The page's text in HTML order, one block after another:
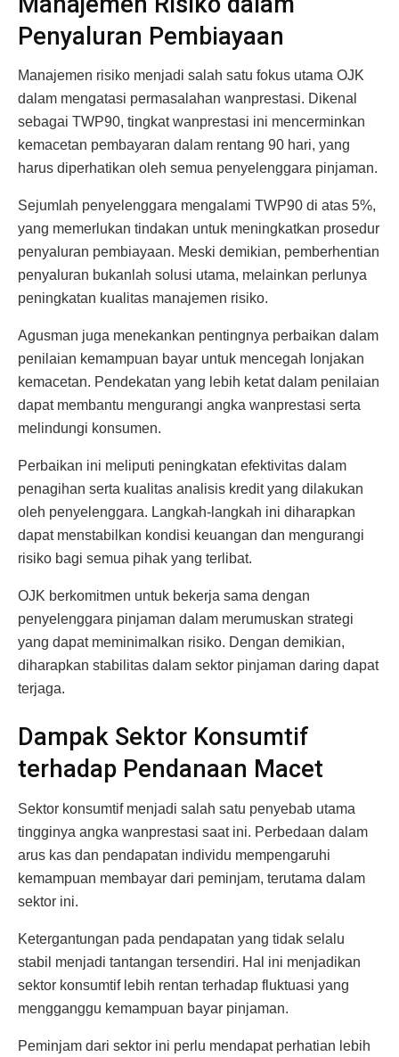
Penyaluran Pembiayaan
Manajemen risiko menjadi salah satu fokus utama OJK
dalam mengatasi permasalahan wanprestasi. Dikenal
sebagai TWP90, tingkat wanprestasi ini mencerminkan
kemacetan pembayaran dalam rentang 90 hari, yang
harus diperhatikan oleh semua penyelenggara pinjaman.
Sejumlah penyelenggara mengalami TWP90 di atas 5%,
yang memerlukan tindakan untuk meningkatkan prosedur
penyaluran pembiayaan. Meski demikian, pemberhentian
penyaluran bukanlah solusi utama, melainkan perlunya
peningkatan kualitas manajemen risiko.
Agusman juga menekankan pentingnya perbaikan dalam
penilaian kemampuan bayar untuk mencegah lonjakan
kemacetan. Pendekatan yang lebih ketat dalam penilaian
dapat membantu mengurangi angka wanprestasi serta
melindungi konsumen.
Perbaikan ini meliputi peningkatan efektivitas dalam
penagihan serta kualitas analisis kredit yang dilakukan
oleh penyelenggara. Langkah-langkah ini diharapkan
dapat menstabilkan kondisi keuangan dan mengurangi
risiko bagi semua pihak yang terlibat.
OJK berkomitmen untuk bekerja sama dengan
penyelenggara pinjaman dalam merumuskan strategi
yang dapat meminimalkan risiko. Dengan demikian,
diharapkan stabilitas dalam sektor pinjaman daring dapat
terjaga.
Dampak Sektor Konsumtif
terhadap Pendanaan Macet
Sektor konsumtif menjadi salah satu penyebab utama
tingginya angka wanprestasi saat ini. Perbedaan dalam
arus kas dan pendapatan individu mempengaruhi
kemampuan membayar dari peminjam, terutama dalam
sektor ini.
Ketergantungan pada pendapatan yang tidak selalu
stabil menjadi tantangan tersendiri. Hal ini menjadikan
sektor konsumtif lebih rentan terhadap fluktuasi yang
mengganggu kemampuan bayar pinjaman.
Peminjam dari sektor ini perlu mendapat perhatian lebih